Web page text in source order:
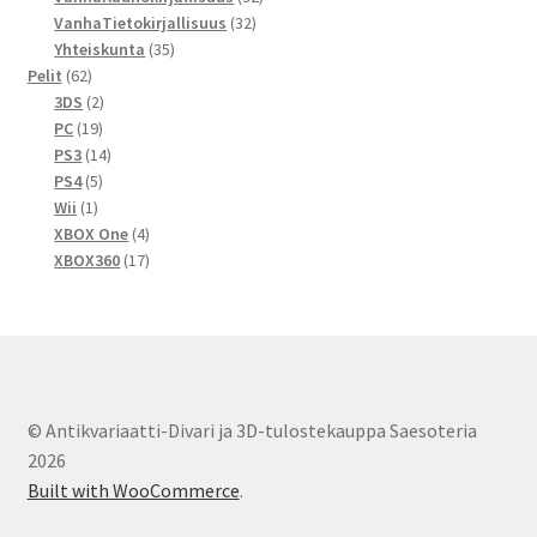
VanhaTietokirjallisuus 3232
Yhteiskunta 3535
Pelit 6262
tuotetta
3DS 22
tuotetta
PC 1919
tuotetta
PS3 1414
PS4 55
Wii 11
tuote
XBOX One 44
tuotetta
XBOX360 1717
© Antikvariaatti-Divari ja 3D-tulostekauppa Saesoteria
2026
Built with WooCommerce.